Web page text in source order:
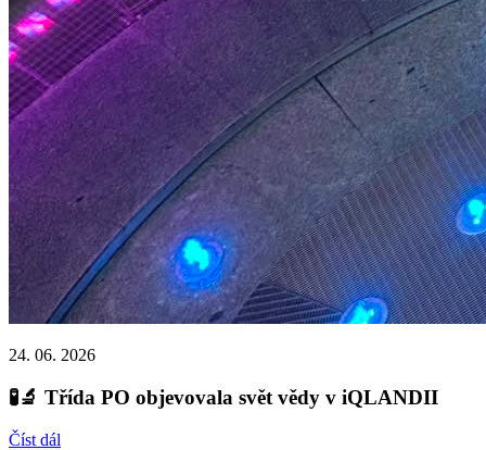
24. 06. 2026
🧪🔬 Třída PO objevovala svět vědy v iQLANDII
Číst dál